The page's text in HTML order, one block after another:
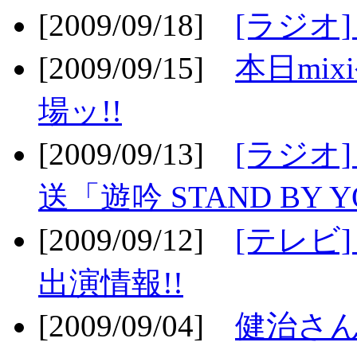
[2009/09/18] [ラジオ
[2009/09/15] 本日
場ッ!!
[2009/09/13] [ラジオ]
送「遊吟 STAND BY
[2009/09/12] [テレビ]
出演情報!!
[2009/09/04] 健治さ